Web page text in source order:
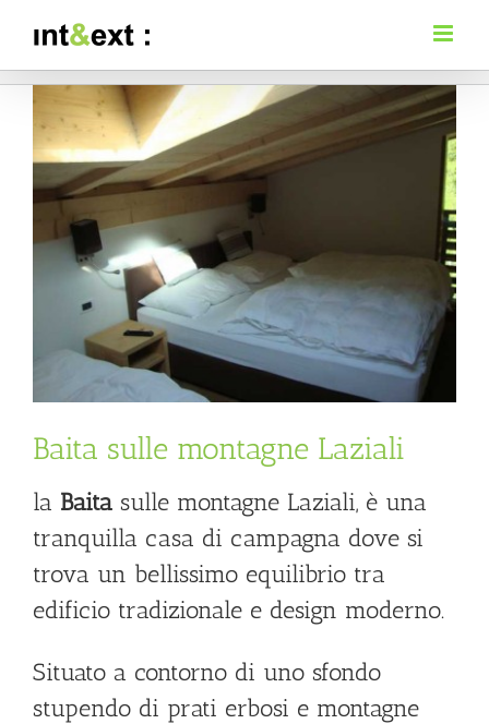
contenuto
Ingrandisci
immagine
Baita sulle montagne Laziali
la Baita sulle montagne Laziali, è una
tranquilla casa di campagna dove si
trova un bellissimo equilibrio tra
edificio tradizionale e design moderno.
Situato a contorno di uno sfondo
stupendo di prati erbosi e montagne